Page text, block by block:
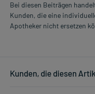
Bei diesen Beiträgen
Kunden, die eine
Apotheker nicht ersetzen
Kunden, die diesen